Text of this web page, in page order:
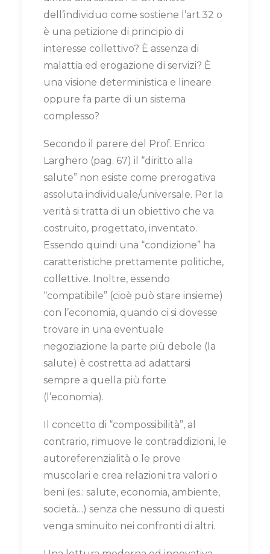
dell’individuo come sostiene l’art.32 o
è una petizione di principio di
interesse collettivo? È assenza di
malattia ed erogazione di servizi? È
una visione deterministica e lineare
oppure fa parte di un sistema
complesso?
Secondo il parere del Prof. Enrico
Larghero (pag. 67) il “diritto alla
salute” non esiste come prerogativa
assoluta individuale/universale. Per la
verità si tratta di un obiettivo che va
costruito, progettato, inventato.
Essendo quindi una “condizione” ha
caratteristiche prettamente politiche,
collettive. Inoltre, essendo
“compatibile” (cioè può stare insieme)
con l’economia, quando ci si dovesse
trovare in una eventuale
negoziazione la parte più debole (la
salute) è costretta ad adattarsi
sempre a quella più forte
(l’economia).
Il concetto di “compossibilità”, al
contrario, rimuove le contraddizioni, le
autoreferenzialità o le prove
muscolari e crea relazioni tra valori o
beni (es.: salute, economia, ambiente,
società…) senza che nessuno di questi
venga sminuito nei confronti di altri.